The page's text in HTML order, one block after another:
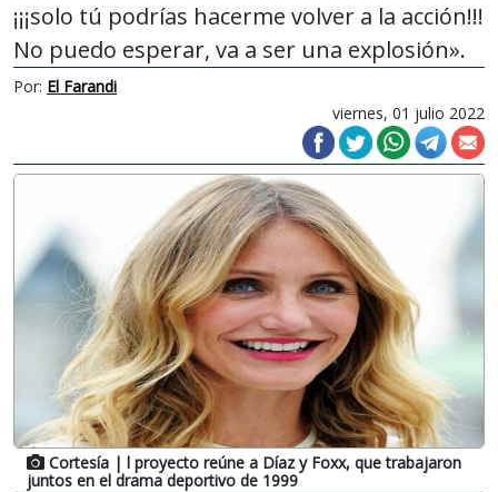
¡¡¡solo tú podrías hacerme volver a la acción!!!
No puedo esperar, va a ser una explosión».
Por: El Farandi
viernes, 01 julio 2022
Cortesía | l proyecto reúne a Díaz y Foxx, que trabajaron
juntos en el drama deportivo de 1999